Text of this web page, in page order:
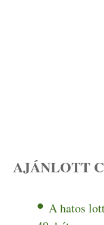
AJÁNLOTT
A hatos